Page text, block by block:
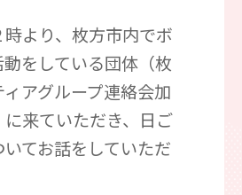
より、枚方市内でボ
をしている団体（枚
アグループ連絡会加
来ていただき、日ご
てお話をしていただ